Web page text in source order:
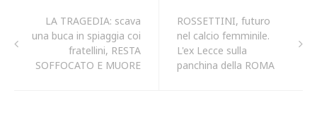
LA TRAGEDIA: scava
una buca in spiaggia coi
fratellini, RESTA
SOFFOCATO E MUORE
ROSSETTINI, futuro
nel calcio femminile.
L'ex Lecce sulla
panchina della ROMA